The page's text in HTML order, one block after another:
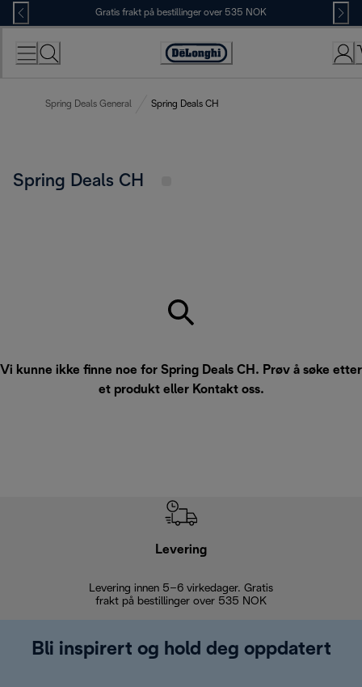
Skip
to
Content
Gratis frakt på bestillinger over 535 NOK
Accessibility
Spring Deals General Spring Deals CH
Spring Deals CH
Vi kunne ikke finne noe for Spring Deals CH. Prøv å søke etter
et produkt eller Kontakt oss.
Levering
Levering innen 5–6 virkedager. Gratis
frakt på bestillinger over 535 NOK
Bli inspirert og hold deg oppdatert